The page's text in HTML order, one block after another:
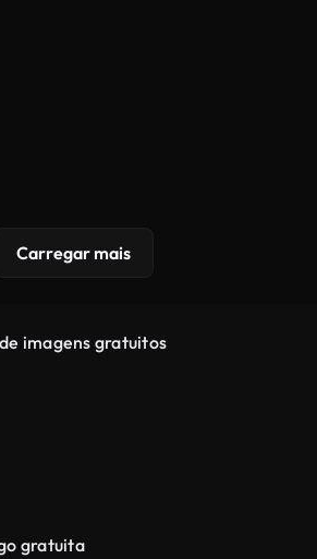
Carregar mais
imagens gratuitos
gratuita